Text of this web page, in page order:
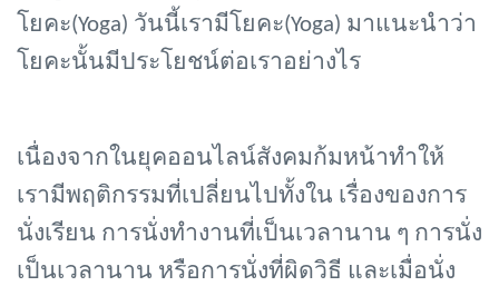
โยคะ(Yoga) วันนี้เรามีโยคะ(Yoga) มาแนะนำว่า
โยคะนั้นมีประโยชน์ต่อเราอย่างไร
เนื่องจากในยุคออนไลน์สังคมก้มหน้าทำให้
เรามีพฤติกรรมที่เปลี่ยนไปทั้งใน เรื่องของการ
นั่งเรียน การนั่งทำงานที่เป็นเวลานาน ๆ การนั่ง
เป็นเวลานาน หรือการนั่งที่ผิดวิธี และเมื่อนั่ง